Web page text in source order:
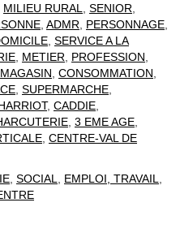
MILIEU RURAL, SENIOR,
, ADMR, PERSONNAGE,
, SERVICE A LA
, METIER, PROFESSION,
MAGASIN, CONSOMMATION,
, SUPERMARCHE,
, CADDIE,
, 3 EME AGE,
, CENTRE-VAL DE
, SOCIAL, EMPLOI, TRAVAIL,